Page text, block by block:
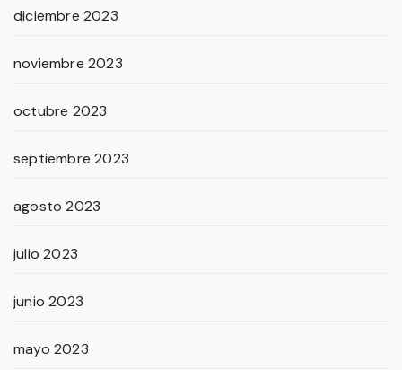
diciembre 2023
noviembre 2023
octubre 2023
septiembre 2023
agosto 2023
julio 2023
junio 2023
mayo 2023